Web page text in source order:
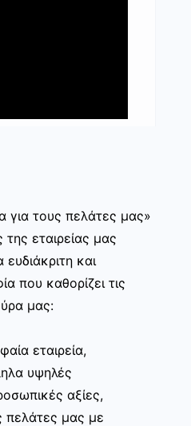
για τους πελάτες μας»
εταιρείας μας
ευδιάκριτη και
που καθορίζει τις
μας:
εταιρεία,
υψηλές
αξίες,
πελάτες μας με